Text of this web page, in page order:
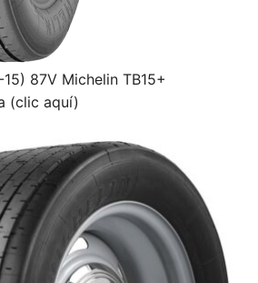
87V Michelin TB15+
(clic aquí)